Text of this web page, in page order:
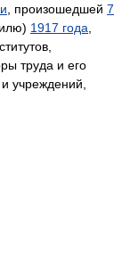
, произошедшей 7
1917 года
труда и его
учреждений,